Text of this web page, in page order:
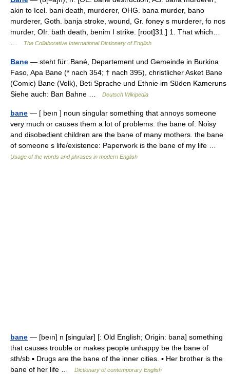
akin to Icel. bani death, murderer, OHG. bana murder, bano
murderer, Goth. banja stroke, wound, Gr. foney s murderer, fo nos
murder, OIr. bath death, benim I strike. [root]31.] 1. That which…
The Collaborative International Dictionary of English
Bane — steht für: Bané, Departement und Gemeinde in Burkina
Faso, Apa Bane (* nach 354; † nach 395), christlicher Asket Bane
(Comic) Bane (Volk), Beti Sprache und Ethnie im Süden Kameruns
Siehe auch: Ban Bahne …
Deutsch Wikipedia
bane — [ beın ] noun singular something that annoys someone
very much or causes them a lot of problems: the bane of: Noisy
and disobedient children are the bane of many mothers. the bane
of someone s life/existence: Paperwork is the bane of my life …
Usage of the words and phrases in modern English
bane — [beın] n [singular] [: Old English; Origin: bana] something
that causes trouble or makes people unhappy be the bane of
sth/sb ▪ Drugs are the bane of the inner cities. ▪ Her brother is the
bane of her life …
Dictionary of contemporary English